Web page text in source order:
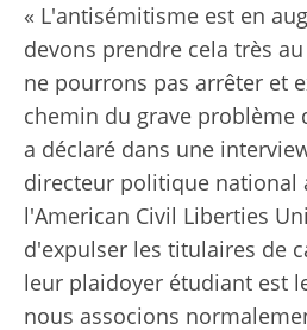
« L'antisémitisme est en
devons prendre cela très
ne pourrons pas arrêter et
chemin du grave problème
a déclaré dans une
directeur politique national
l'American Civil Liberties
d'expulser les titulaires de
leur plaidoyer étudiant est
nous associons